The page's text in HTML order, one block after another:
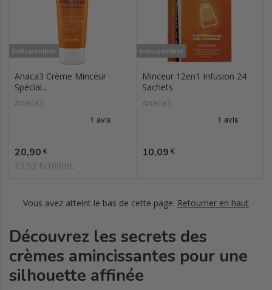
Indisponible
Anaca3 Crème Minceur
Spécial...
Anaca3
Prix
20,90 €
13,93 €/100mL
Indisponible
Minceur 12en1 Infusion 24
Sachets
Anaca3
Prix
10,09 €
Vous avez atteint le bas de cette page. Retourner en haut
Découvrez les secrets des
crèmes amincissantes pour une
silhouette affinée